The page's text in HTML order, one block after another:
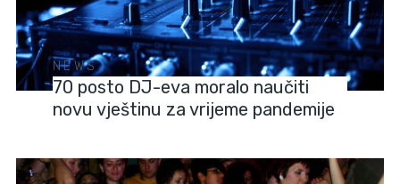
NEWS
70 posto DJ-eva moralo naučiti
novu vještinu za vrijeme pandemije